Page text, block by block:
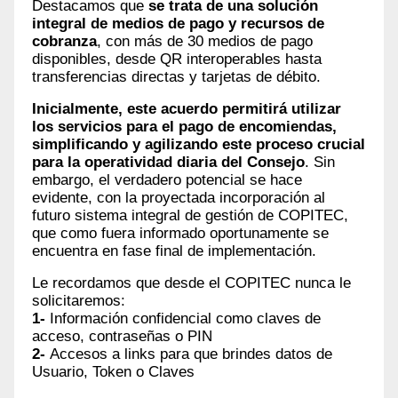
Destacamos que se trata de una solución
integral de medios de pago y recursos de
cobranza, con más de 30 medios de pago
disponibles, desde QR interoperables hasta
transferencias directas y tarjetas de débito.
Inicialmente, este acuerdo permitirá utilizar
los servicios para el pago de encomiendas,
simplificando y agilizando este proceso crucial
para la operatividad diaria del Consejo. Sin
embargo, el verdadero potencial se hace
evidente, con la proyectada incorporación al
futuro sistema integral de gestión de COPITEC,
que como fuera informado oportunamente se
encuentra en fase final de implementación.
Le recordamos que desde el COPITEC nunca le
solicitaremos:
1- Información confidencial como claves de
acceso, contraseñas o PIN
2- Accesos a links para que brindes datos de
Usuario, Token o Claves